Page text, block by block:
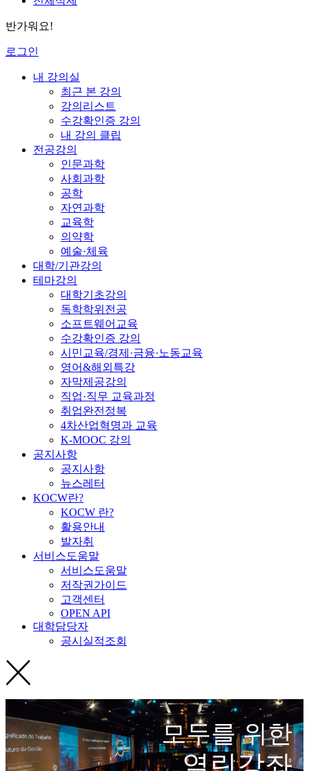
반가워요!
로그인
내 강의실
최근 본 강의
강의리스트
수강확인증 강의
내 강의 클립
전공강의
인문과학
사회과학
공학
자연과학
교육학
의약학
예술·체육
대학/기관강의
테마강의
대학기초강의
독학학위전공
소프트웨어교육
수강확인증 강의
시민교육/경제·금융·노동교육
영어&해외특강
자막제공강의
직업·직무 교육과정
취업완전정복
4차산업혁명과 교육
K-MOOC 강의
공지사항
공지사항
뉴스레터
KOCW란?
KOCW 란?
활용안내
발자취
서비스도움말
서비스도움말
저작권가이드
고객센터
OPEN API
대학담당자
공시실적조회
모두를 위한